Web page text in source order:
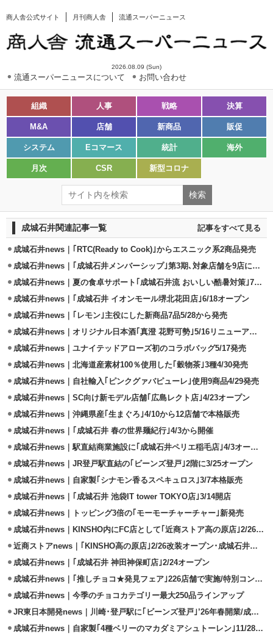
商人舎公式サイト 月刊商人舎 流通スーパーニュース
2026.08.09 (Sun)
流通スーパーニュースについて お問い合わせ
組織 人事 戦略 決算
M&A 店舗 新商品 販促
システム Eコマース 統計 海外
月次 CSR 新型コロナ
成城石井関連記事一覧 記事をすべて見る
成城石井news｜｢RTC(Ready to Cook)｣からエスニック系2商品発売
成城石井news｜｢成城石井メンバーシップ｣第3期､対象店舗を9店に拡大
成城石井news｜夏の食卓サポート｢成城石井流 おいしい酷暑対策｣7～8月実施
成城石井news｜｢成城石井 イオンモール堺北花田店｣6/18オープン
成城石井news｜｢レモン｣主役にした新商品7品5/28から発売
成城石井news｜オリジナル日本酒｢真澄 花野可勢｣5/16リニューアル発売
成城石井news｜ユナイテッドアローズ初のコラボバッグ5/17発売
成城石井news｜北海道産素材100％使用した｢穀物茶｣3種4/30発売
成城石井news｜自社輸入｢ピンクグァバピューレ｣使用9商品4/29発売
成城石井news｜SC向け新モデル店舗｢広島レクト店｣4/23オープン
成城石井news｜沖縄県産｢生まぐろ｣4/10から12店舗で本格販売
成城石井news｜｢成城石井 春の世界麺紀行｣4/3から開催
成城石井news｜駅直結商業施設に｢成城石井ペリエ稲毛店｣4/3オープン
成城石井news｜JR登戸駅直結の｢ビーンズ登戸｣2階に3/25オープン
成城石井news｜自家製｢シナモン香るスペキュロス｣3/7本格販売
成城石井news｜｢成城石井 池袋IT tower TOKYO店｣3/14開店
成城石井news｜トッピング3倍の｢モーモーチャーチャー｣新発売
成城石井news｜KINSHO内にFC店として｢近商ストア高の原店｣2/26開設
近商ストアnews｜｢KINSHO高の原店｣2/26改装オープン･成城石井が出店
成城石井news｜｢成城石井 神田神保町店｣2/24オープン
成城石井news｜｢推しチョコ★発見フェア｣226店舗で実施/特別コンテンツも
成城石井news｜今季のチョコカテゴリー最大250品ラインアップ
JR東日本開発news｜川崎･登戸駅に｢ビーンズ登戸｣’26年春開業/成城石井出店
成城石井news｜自家製｢4種ベリーのマカダミアシュトーレン｣11/28発売